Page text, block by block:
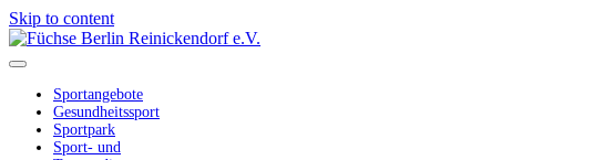
Skip to content
Sportangebote
Gesundheitssport
Sportpark
Sport- und